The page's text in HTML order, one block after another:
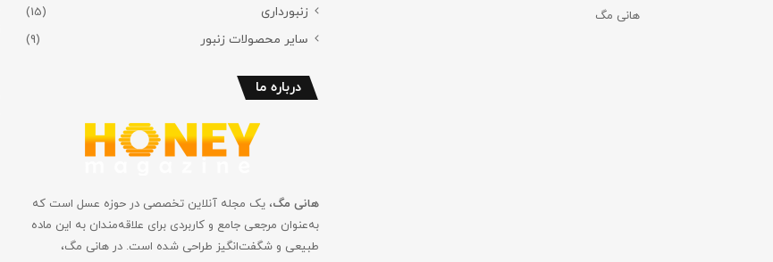
هانی مگ
زنبورداری
(15)
سایر محصولات زنبور
(9)
درباره ما
هانی مگ، یک مجله آنلاین تخصصی در حوزه عسل است که
به‌عنوان مرجعی جامع و کاربردی برای علاقه‌مندان به این ماده
طبیعی و شگفت‌انگیز طراحی شده است. در هانی مگ،